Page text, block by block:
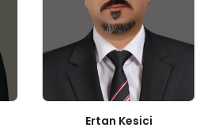
Ertan Kesici